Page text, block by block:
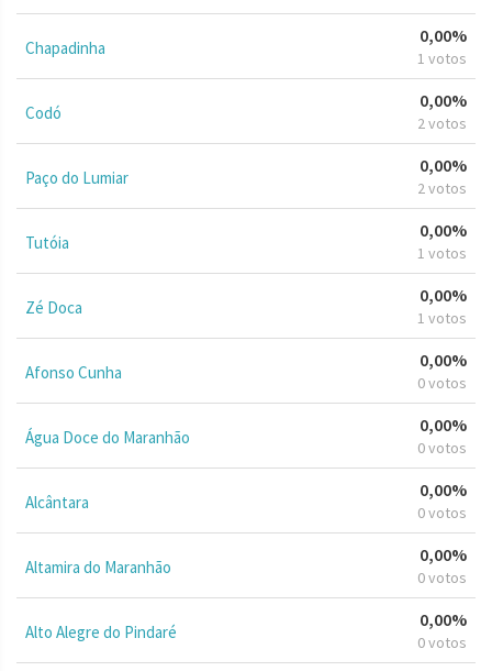
Chapadinha
0,00%
1 votos
Codó
0,00%
2 votos
Paço do Lumiar
0,00%
2 votos
Tutóia
0,00%
1 votos
Zé Doca
0,00%
1 votos
Afonso Cunha
0,00%
0 votos
Água Doce do Maranhão
0,00%
0 votos
Alcântara
0,00%
0 votos
Altamira do Maranhão
0,00%
0 votos
Alto Alegre do Pindaré
0,00%
0 votos